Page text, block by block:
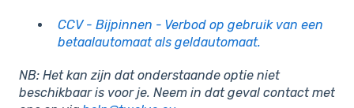
CCV - Bijpinnen - Verbod op gebruik van een
betaalautomaat als geldautomaat.
NB: Het kan zijn dat onderstaande optie niet
beschikbaar is voor je. Neem in dat geval contact met